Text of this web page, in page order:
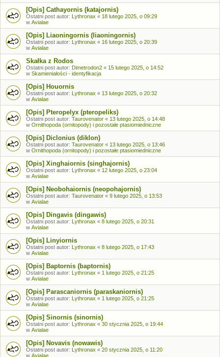
[Opis] Cathayornis (katajornis)
Ostatni post autor: Lythronax « 18 lutego 2025, o 09:29
w Avialae
[Opis] Liaoningornis (liaoningornis)
Ostatni post autor: Lythronax « 16 lutego 2025, o 20:39
w Avialae
Skałka z Rodos
Ostatni post autor: Dimetrodon2 « 15 lutego 2025, o 14:52
w Skamieniałości - identyfikacja
[Opis] Houornis
Ostatni post autor: Lythronax « 13 lutego 2025, o 20:32
w Avialae
[Opis] Pteropelyx (pteropeliks)
Ostatni post autor: Taurovenator « 13 lutego 2025, o 14:48
w Ornithopoda (ornitopody) i pozostałe ptasiomiedniczne
[Opis] Diclonius (diklon)
Ostatni post autor: Taurovenator « 13 lutego 2025, o 13:46
w Ornithopoda (ornitopody) i pozostałe ptasiomiedniczne
[Opis] Xinghaiornis (singhajornis)
Ostatni post autor: Lythronax « 12 lutego 2025, o 23:04
w Avialae
[Opis] Neobohaiornis (neopohajornis)
Ostatni post autor: Taurovenator « 9 lutego 2025, o 13:53
w Avialae
[Opis] Dingavis (dingawis)
Ostatni post autor: Lythronax « 8 lutego 2025, o 20:31
w Avialae
[Opis] Linyiornis
Ostatni post autor: Lythronax « 8 lutego 2025, o 17:43
w Avialae
[Opis] Baptornis (baptornis)
Ostatni post autor: Lythronax « 1 lutego 2025, o 21:25
w Avialae
[Opis] Parascaniornis (paraskaniornis)
Ostatni post autor: Lythronax « 1 lutego 2025, o 21:25
w Avialae
[Opis] Sinornis (sinornis)
Ostatni post autor: Lythronax « 30 stycznia 2025, o 19:44
w Avialae
[Opis] Novavis (nowawis)
Ostatni post autor: Lythronax « 20 stycznia 2025, o 11:20
w Avialae